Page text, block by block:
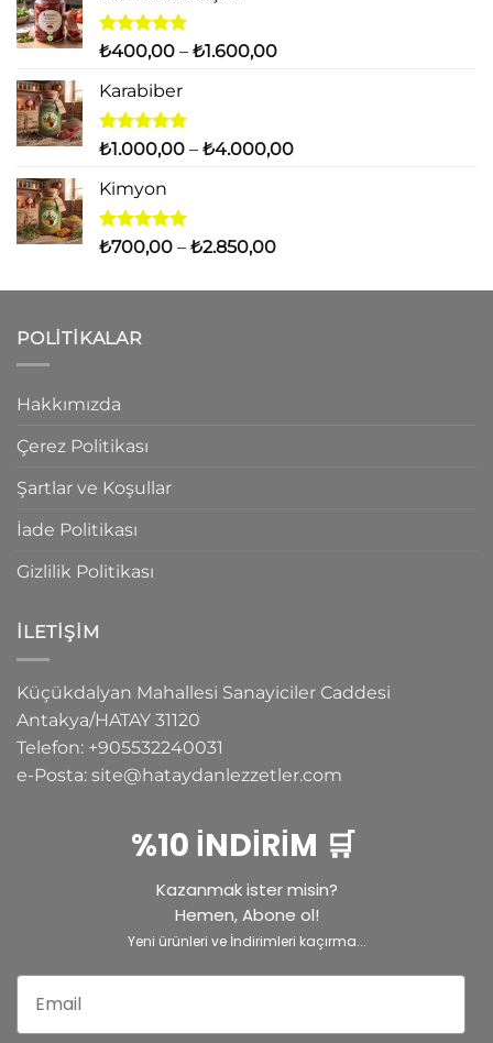
₺2.100,00
5 üzerinden
oy
aldı
₺400,00 – ₺1.600,00Fiyat
₺1.600,00
Karabiber
5 üzerinden
aldı
₺1.000,00 – ₺4.000,00Fiyat
Kimyon
5 üzerinden
oy
₺700,00 – ₺2.850,00Fiyat
₺700,00
POLITIKALAR
Hakkımızda
Çerez Politikası
Şartlar ve Koşullar
İade Politikası
Gizlilik Politikası
İLETIŞIM
Küçükdalyan Mahallesi Sanayiciler Caddesi
Antakya/HATAY 31120
Telefon: +905532240031
e-Posta: site@hataydanlezzetler.com
%10 İNDİRİM 🛒
Kazanmak ister misin?
Hemen, Abone ol!
Yeni ürünleri ve İndirimleri kaçırma...